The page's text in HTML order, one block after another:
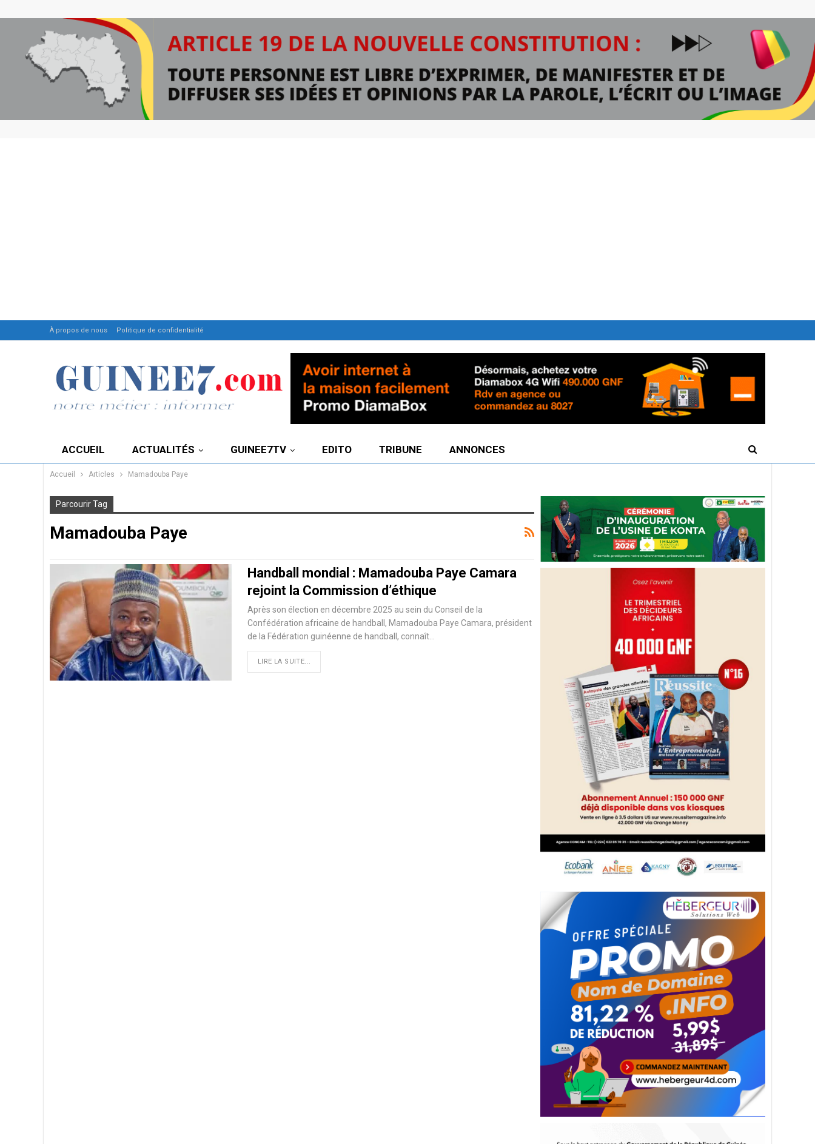
À propos de nous Politique de confidentialité
ACCUEIL ACTUALITÉS GUINEE7TV EDITO TRIBUNE ANNONCES
Accueil Articles Mamadouba Paye
Parcourir Tag
Mamadouba Paye
Handball mondial : Mamadouba Paye Camara
rejoint la Commission d’éthique
Après son élection en décembre 2025 au sein du Conseil de la
Confédération africaine de handball, Mamadouba Paye Camara, président
de la Fédération guinéenne de handball, connaît…
LIRE LA SUITE...